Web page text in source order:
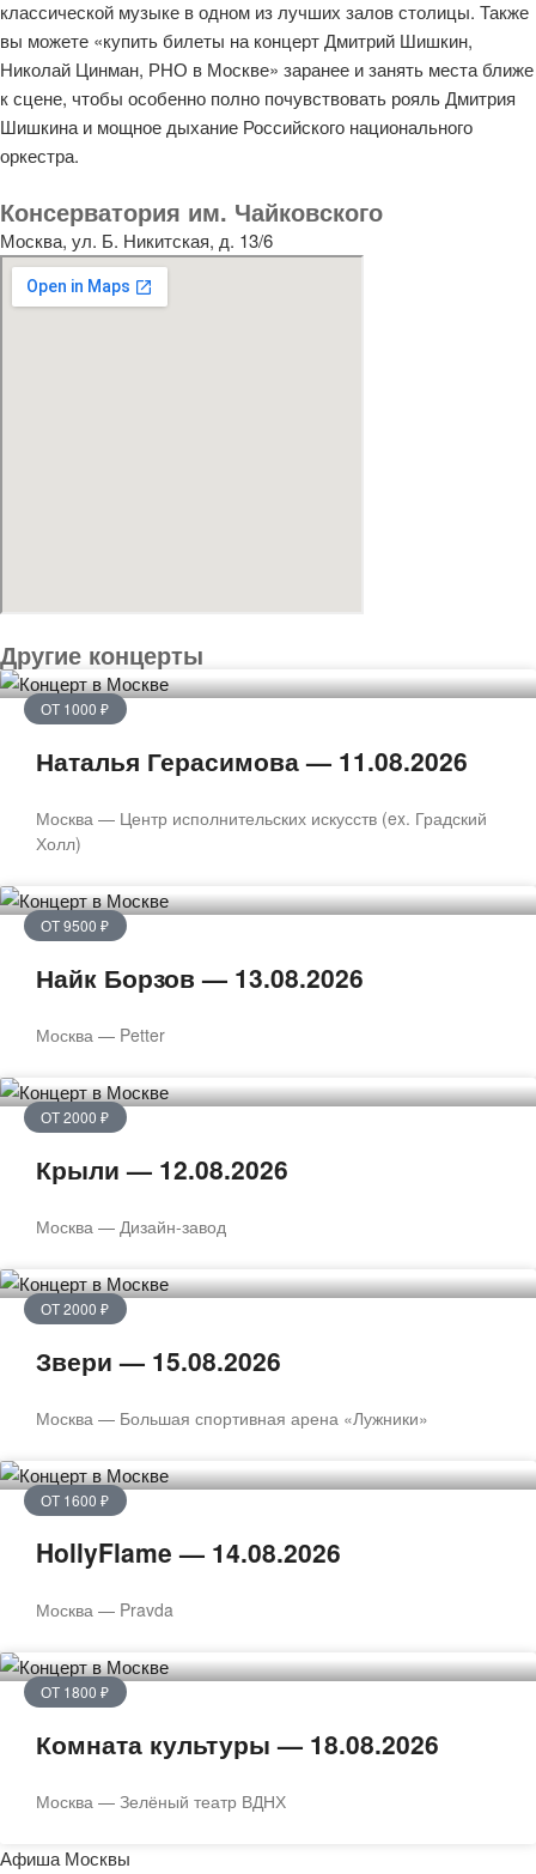
классической музыке в одном из лучших залов столицы. Также
вы можете «купить билеты на концерт Дмитрий Шишкин,
Николай Цинман, РНО в Москве» заранее и занять места ближе
к сцене, чтобы особенно полно почувствовать рояль Дмитрия
Шишкина и мощное дыхание Российского национального
оркестра.
Консерватория им. Чайковского
Москва, ул. Б. Никитская, д. 13/6
Другие концерты
ОТ 1000 ₽
Наталья Герасимова — 11.08.2026
Москва — Центр исполнительских искусств (ex. Градский
Холл)
ОТ 9500 ₽
Найк Борзов — 13.08.2026
Москва — Petter
ОТ 2000 ₽
Крыли — 12.08.2026
Москва — Дизайн-завод
ОТ 2000 ₽
Звери — 15.08.2026
Москва — Большая спортивная арена «Лужники»
ОТ 1600 ₽
HollyFlame — 14.08.2026
Москва — Pravda
ОТ 1800 ₽
Комната культуры — 18.08.2026
Москва — Зелёный театр ВДНХ
Афиша Москвы